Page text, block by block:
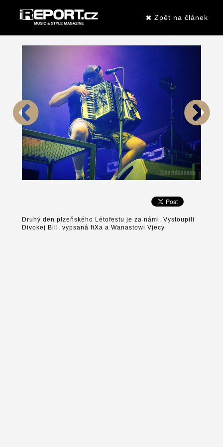
Zpět na článek
Druhý den plzeňského Létofestu je za námi. Vystoupili
Divokej Bill, vypsaná fiXa a Wanastowi Vjecy